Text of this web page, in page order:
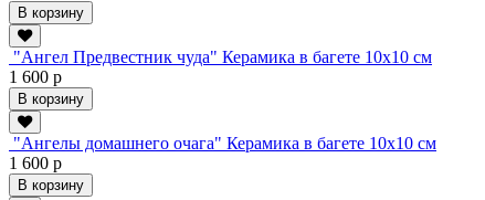
В корзину
"Ангел Предвестник чуда" Керамика в багете 10х10 см
1 600 р
В корзину
"Ангелы домашнего очага" Керамика в багете 10х10 см
1 600 р
В корзину